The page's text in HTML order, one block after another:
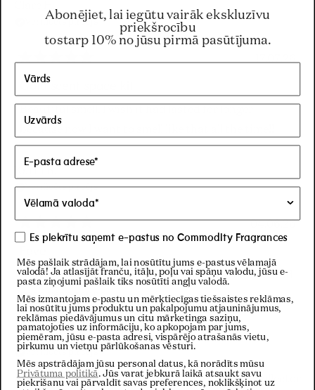
Clare H.
Verificēts pircējs
Novērtēts
ar
5
no
zvaigznēm
17.07.26
Gold scent space kit
Verificēts pircējs
Novērtēts
5
no
5
zvaigznēm
Never tire of this scent- in all intensities. Perfect and
good year-round
Andrea J.
Verificēts pircējs
Familiarity Expert/Collector
Abonējiet, lai iegūtu vairāk ekskluzīvu
priekšrocību
tostarp 10% no jūsu pirmā pasūtījuma.
Es piekrītu saņemt e-pastus no Commodity Fragrances
Mēs pašlaik strādājam, lai nosūtītu jums e-pastus vēlamajā
valodā! Ja atlasījāt franču, itāļu, poļu vai spāņu valodu, jūsu e-
pasta ziņojumi pašlaik tiks nosūtīti angļu valodā.
Mēs izmantojam e-pastu un mērķtiecīgas tiešsaistes reklāmas,
lai nosūtītu jums produktu un pakalpojumu atjauninājumus,
reklāmas piedāvājumus un citu mārketinga saziņu,
pamatojoties uz informāciju, ko apkopojam par jums,
piemēram, jūsu e-pasta adresi, vispārējo atrašanās vietu,
pirkumu un vietņu pārlūkošanas vēsturi.
Mēs apstrādājam jūsu personal datus, kā norādīts mūsu
Privātuma politikā. Jūs varat jebkurā laikā atsaukt savu
piekrišanu vai pārvaldīt savas preferences, noklikšķinot uz